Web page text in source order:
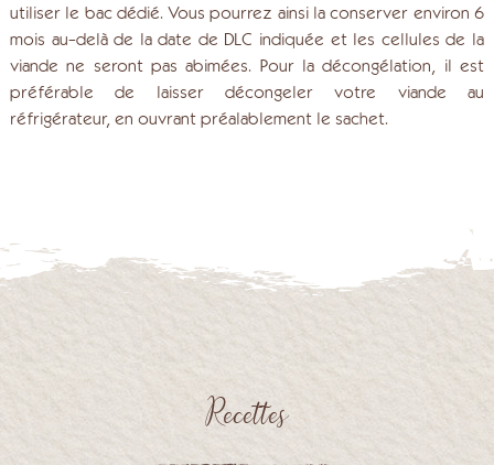
utiliser le bac dédié. Vous pourrez ainsi la conserver environ 6
mois au-delà de la date de DLC indiquée et les cellules de la
viande ne seront pas abimées. Pour la décongélation, il est
préférable de laisser décongeler votre viande au
réfrigérateur, en ouvrant préalablement le sachet.
Recettes